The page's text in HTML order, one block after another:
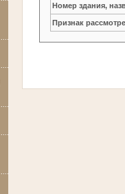
Номер здания,
Признак